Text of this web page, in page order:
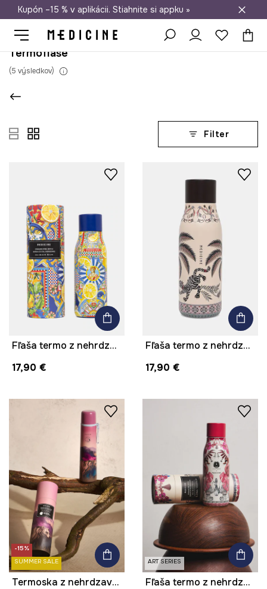
Doprava zadarmo od 50 €
Kupón –15 % v aplikácii. Stiahnite si appku »
Termofľaše
(5 výsledkov)
Filter
Fľaša termo z nehrdzavejúcej ocele 500 ml
17,90 €
Fľaša termo z nehrdzavejúcej ocele 500 ml
17,90 €
-15%
SUMMER SALE
Termoska z nehrdzavejúcej ocele
ART SERIES
Fľaša termo z nehrdzavejúcej ocele z kolekcie Ilona Tambor x Medicine